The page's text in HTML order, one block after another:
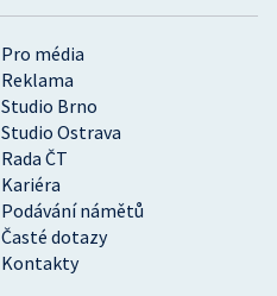
Pro média
Reklama
Studio Brno
Studio Ostrava
Rada ČT
Kariéra
Podávání námětů
Časté dotazy
Kontakty